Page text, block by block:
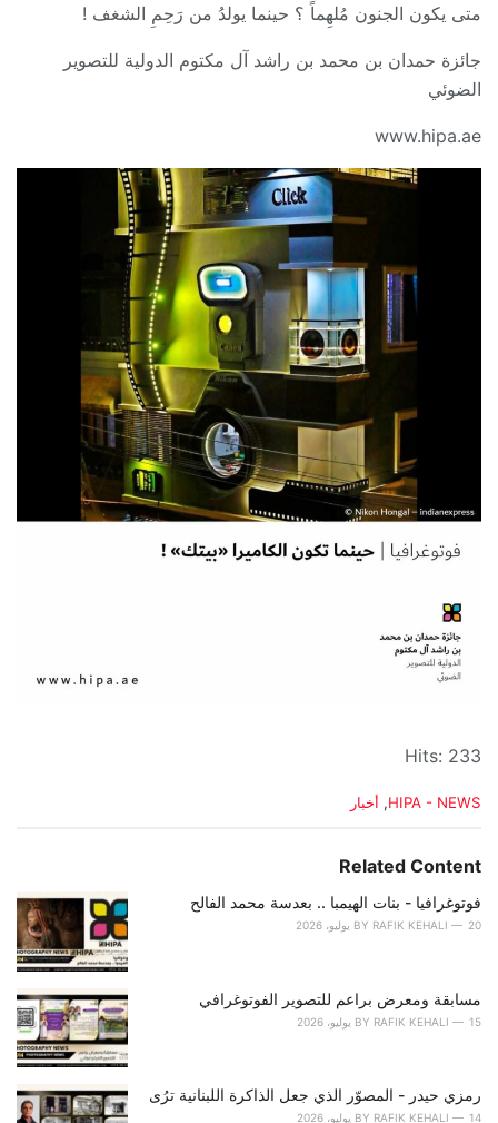
متى يكون الجنون مُلهِماً ؟ حينما يولدُ من رَحِمِ الشغف !
جائزة حمدان بن محمد بن راشد آل مكتوم الدولية للتصوير
الضوئي
www.hipa.ae
Hits: 233
C
e
o
r
:
HIPA - NEWS
, أخبار
Related Content
فوتوغرافيا - بنات الهيمبا .. بعدسة محمد الفالح
BY RAFIK KEHALI 20 يوليو، 2026
مسابقة ومعرض براعم للتصوير الفوتوغرافي
BY RAFIK KEHALI 15 يوليو، 2026
رمزي حيدر - المصوّر الذي جعل الذاكرة اللبنانية ترُى
BY RAFIK KEHALI 14 يوليو، 2026